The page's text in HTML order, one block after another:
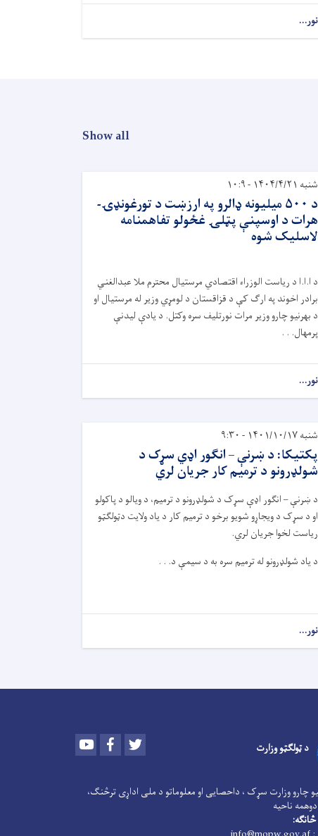
نور...
Show all
شنبه ۱۴۰۴/۴/۲۱ - ۱۰:۹
د ۵۰۰ میلیونه ډالرو په ارزښت د تورغونډۍ-
هرات د اوسپنې پټلۍ غځولو تفاهمنامه
لاسلیک شوه
د ا.ا.ا د ریاست ‌الوزراء اقتصادي مرستیال محترم ملا عبدالغني
برادر اخوند په ارګ کې د قزاقستان د لومړي وزیر له مرستیال او
د بهرنیو چارو وزیر مرات نورتلیف سره وکتل. د يادې لیدنې
پرمهال. . .
نور...
شنبه ۱۴۰۱/۱۰/۱۷ - ۹:۳۰
پکتيکا: د ښرنې – انګور اډي سړک د
شولډرونو د ترمیم کار جریان لري
د ښرنې – انګور اډې سړک د شولډرونو د ترمیم، د ویالو د پاکولو
او د سړک د ویجاړو شویو برخو د ترمیم کار د یاد ولایت دټولګټو
ریاست لخوا جریان لري.
د یاد شولډرونو له ترمیم سره به د سیمې د. . .
نور...
د ټولګټو وزارت Youtube Facebook
چارو وزارت سړک ، داحصایی او معلوماتو د ملی اداړی ترڅنګ،
ناحیه